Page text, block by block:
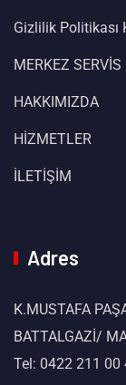
Gizlilik Politikası
MERKEZ SERVİS
HAKKIMIZDA
HİZMETLER
İLETİŞİM
Adres
K.MUSTAFA
BATTALGAZİ/
Tel: 0422 211 00